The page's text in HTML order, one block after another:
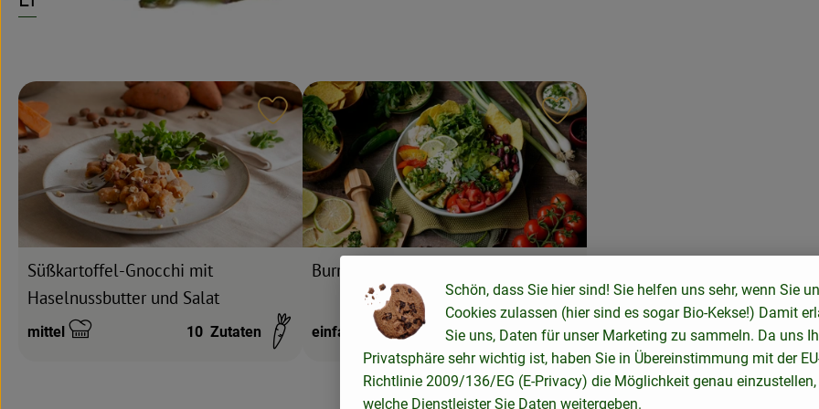
Süßkartoffel-Gnocchi mit
Haselnussbutter und Salat
Schwierigkeit:
mittel 10 Zutaten
Rezept zu Favouriten hinzufügen
Burrito Bowl
Schwierigkeit:
einfach 14Zutaten
Rezept zu Favouriten hinzufügen
Schön, dass Sie hier sind! Sie helfen uns sehr, wenn Sie
Cookies zulassen (hier sind es sogar Bio-Kekse!) Damit
Sie uns, Daten für unser Marketing zu sammeln. Da uns
Privatsphäre sehr wichtig ist, haben Sie in Übereinstimmung mit der
Richtlinie 2009/136/EG (E-Privacy) die Möglichkeit genau
welche Dienstleister Sie Daten weitergeben.